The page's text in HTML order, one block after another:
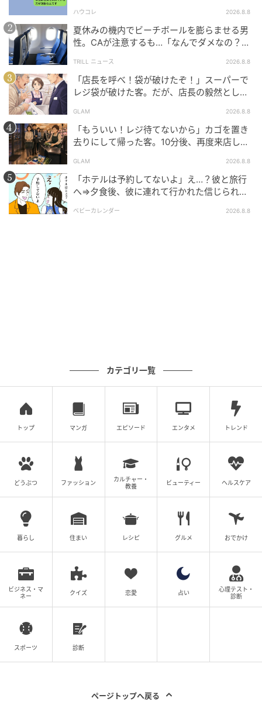
ハウコレ 2026.8.8
夏休みの機内でビーチボールを膨らませる男
性。CAが注意するも…「なんでダメなの？」
TRILL ニュース 2026.8.8
「店長を呼べ！袋が破けたぞ！」スーパーで
レジ袋が破けた客。だが、店長の毅然とした
GLAM 2026.8.8
「もういい！レジ待てないから」カゴを置き
去りにして帰った客。10分後、再度来店した
GLAM 2026.8.8
「ホテルは予約してないよ」え…？彼と旅行
へ⇒夕食後、彼に連れて行かれた信じられな
ベビーカレンダー 2026.8.8
カテゴリ一覧
トップ マンガ エピソード エンタメ トレンド
どうぶつ ファッション
カルチャー・
教養
ビューティー ヘルスケア
暮らし 住まい レシピ グルメ おでかけ
ビジネス・マ
ネー
クイズ 恋愛 占い
心理テスト・
診断
スポーツ 診断
ページトップへ戻る